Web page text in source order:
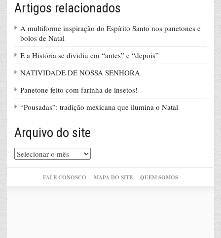
Artigos relacionados
A multiforme inspiração do Espírito Santo nos panetones e
bolos de Natal
E a História se dividiu em “antes” e “depois”
NATIVIDADE DE NOSSA SENHORA
Panetone feito com farinha de insetos!
“Pousadas”: tradição mexicana que ilumina o Natal
Arquivo do site
Arquivo
do
FALE CONOSCO MAPA DO SITE QUEM SOMOS